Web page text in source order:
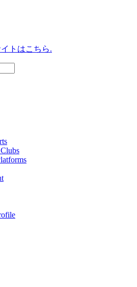
トはこちら.